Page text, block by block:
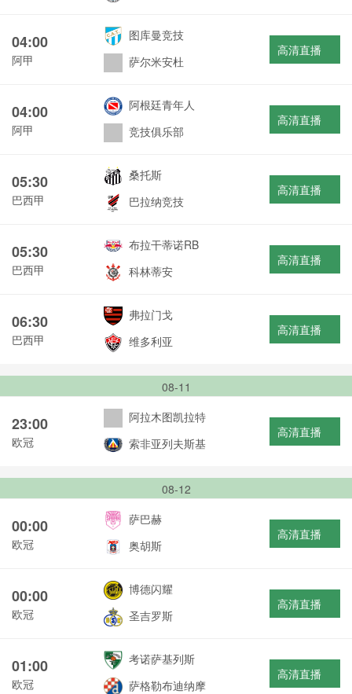
04:00
阿甲
图库曼竞技
萨尔米安杜
高清直播
04:00
阿甲
阿根廷青年人
竞技俱乐部
高清直播
05:30
巴西甲
桑托斯
巴拉纳竞技
高清直播
05:30
巴西甲
布拉干蒂诺RB
科林蒂安
高清直播
06:30
巴西甲
弗拉门戈
维多利亚
高清直播
08-11
23:00
欧冠
阿拉木图凯拉特
索非亚列夫斯基
高清直播
08-12
00:00
欧冠
萨巴赫
奥胡斯
高清直播
00:00
欧冠
博德闪耀
圣吉罗斯
高清直播
01:00
欧冠
考诺萨基列斯
萨格勒布迪纳摩
高清直播